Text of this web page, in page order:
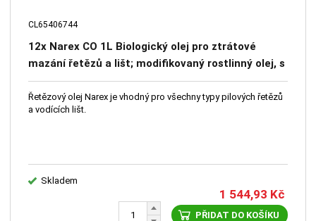
CL65406744
12x Narex CO 1L Biologický olej pro ztrátové
mazání řetězů a lišt; modifikovaný rostlinný olej, s
příměsí aditiv; balení 1 litr
Řetězový olej Narex je vhodný pro všechny typy pilových řetězů
a vodících lišt.
Skladem
1 544,93 Kč
PŘIDAT DO KOŠÍKU